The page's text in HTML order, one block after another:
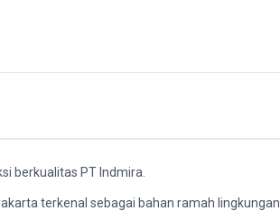
berkualitas PT Indmira.
terkenal sebagai bahan ramah lingkungan.